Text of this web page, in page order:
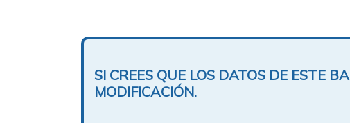
SI CREES QUE LOS DATOS DE ESTE
MODIFICACIÓN.